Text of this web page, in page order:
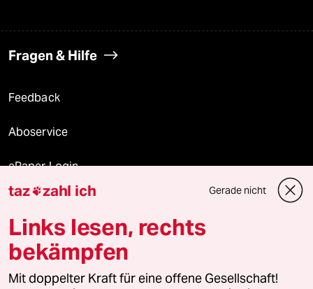
Fragen & Hilfe
Feedback
Aboservice
ePaper Login
Downloads für Abonnierende
© 2026 taz Verlags und Vertriebs GmbH
Alle Rechte vorbehalten. Bei rechtlichen Fragen oder für Genehmigungen
taz zahl ich Gerade nicht
Links lesen, rechts
bekämpfen
Mit doppelter Kraft für eine offene Gesellschaft!